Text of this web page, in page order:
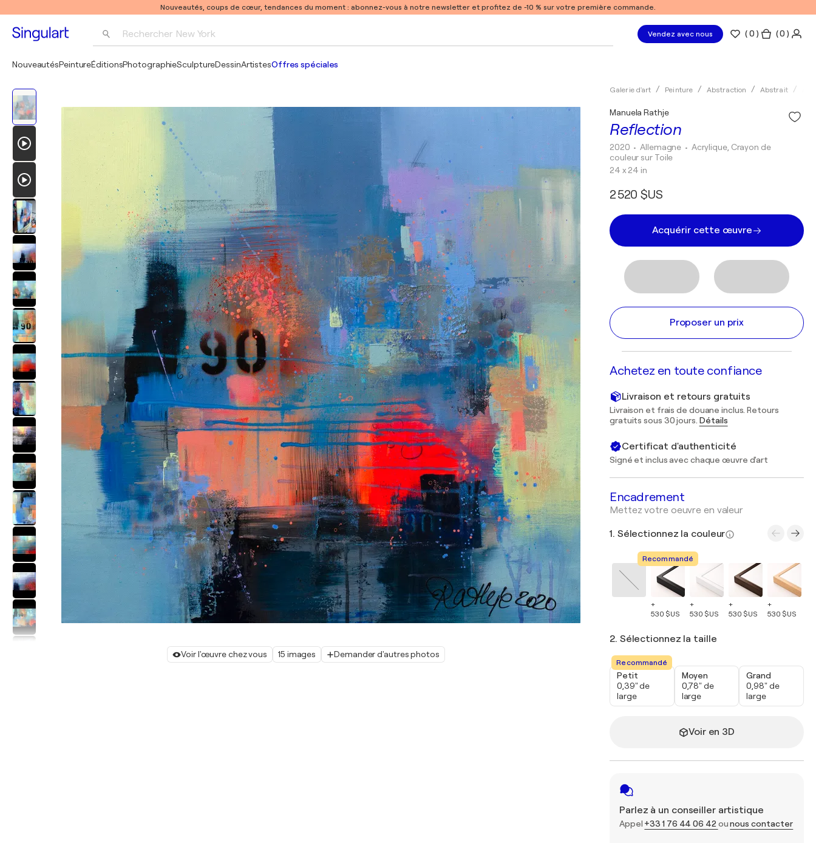
Nouveautés, coups de cœur, tendances du moment : abonnez-vous à notre newsletter et profitez de -10 % sur votre première commande.
Rechercher New York
Pablo Picasso
Vendez avec nous (0 ) ( 0 )
NouveautésPeintureÉditionsPhotographieSculptureDessinArtistesOffres spéciales
Voir l'œuvre chez vous 15 images Demander d'autres photos
Galerie d'art Peinture Abstraction Abstrait
Reflection
Manuela Rathje
2020 • Allemagne • Acrylique, Crayon de
couleur sur Toile
24 x 24 in
2 520 $US
Acquérir cette œuvre
Proposer un prix
Achetez en toute confiance
Livraison et retours gratuits
Livraison et frais de douane inclus. Retours
gratuits sous 30 jours. Détails
Certificat d'authenticité
Signé et inclus avec chaque œuvre d'art
Encadrement
Mettez votre oeuvre en valeur
1. Sélectionnez la couleur
Recommandé
+
530 $US
+
530 $US
+
530 $US
+
530 $US
2. Sélectionnez la taille
Recommandé
Petit
0,39" de
large
Moyen
0,78" de
large
Grand
0,98" de
large
Voir en 3D
Parlez à un conseiller artistique
Appel +33 1 76 44 06 42 ounous contacter